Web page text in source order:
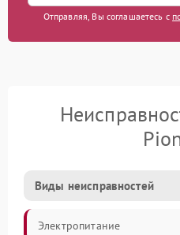
Отправляя, Вы соглашаетесь с
Виды неисправностей
Электропитание